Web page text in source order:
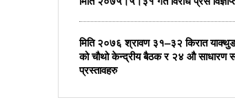
मिति २०७६ श्रावण ३१–३२ किरात
को चौथो केन्द्रीय बैठक र २४ औ साधारण
प्रस्तावहरु